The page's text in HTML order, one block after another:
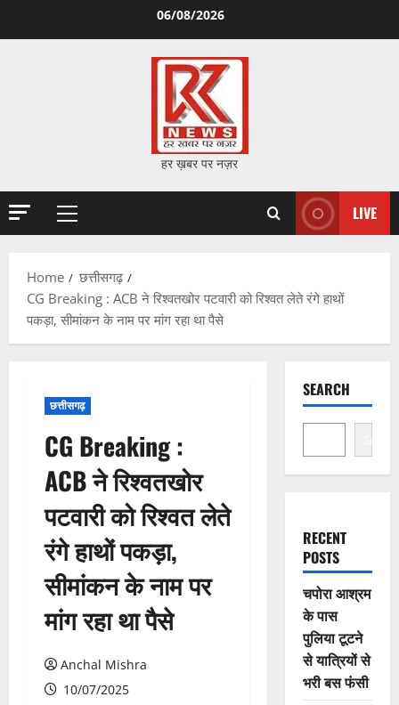
06/08/2026
हर ख़बर पर नज़र
Primary
LIVE
Home
छत्तीसगढ़
CG Breaking : ACB ने रिश्वतखोर पटवारी को रिश्वत लेते रंगे हाथों
पकड़ा, सीमांकन के नाम पर मांग रहा था पैसे
छत्तीसगढ़
CG Breaking :
ACB ने रिश्वतखोर
पटवारी को रिश्वत लेते
रंगे हाथों पकड़ा,
सीमांकन के नाम पर
मांग रहा था पैसे
Anchal Mishra
10/07/2025
SEARCH
Search
RECENT
POSTS
चपोरा आश्रम
के पास
पुलिया टूटने
से यात्रियों से
भरी बस फंसी